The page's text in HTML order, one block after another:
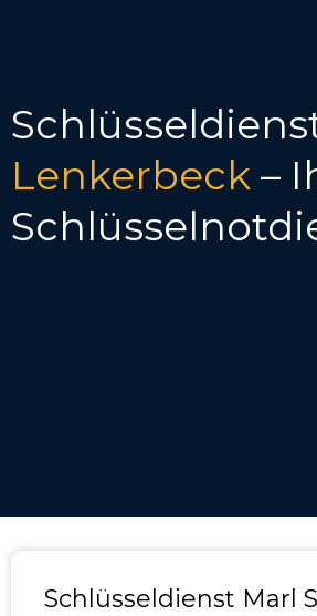
Lenkerbeck –
Schlüsseldienst Marl